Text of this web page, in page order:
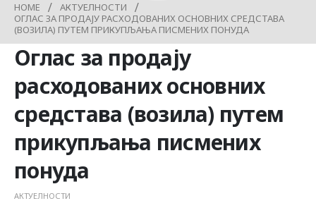
HOME
АКТУЕЛНОСТИ
ОГЛАС ЗА ПРОДАЈУ РАСХОДОВАНИХ ОСНОВНИХ СРЕДСТАВА
(ВОЗИЛА) ПУТЕМ ПРИКУПЉАЊА ПИСМЕНИХ ПОНУДА
Оглас за продају
расходованих основних
средстава (возила) путем
прикупљања писмених
понуда
АКТУЕЛНОСТИ